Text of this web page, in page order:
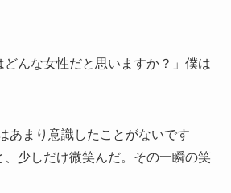
どんな女性だと思いますか？」僕は
あまり意識したことがないです
、少しだけ微笑んだ。その一瞬の笑